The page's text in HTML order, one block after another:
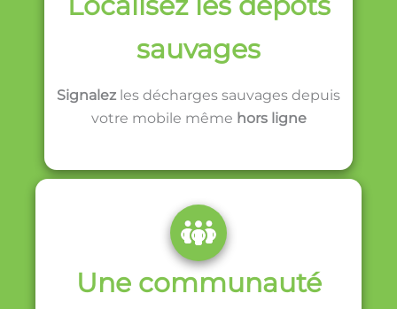
sauvages
Signalez les décharges sauvages depuis
votre mobile même hors ligne
Une communauté